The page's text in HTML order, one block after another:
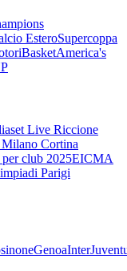
EsteroSupercoppa
BasketAmerica's
Live Riccione
Cortina
club 2025EICMA
Parigi
GenoaInter